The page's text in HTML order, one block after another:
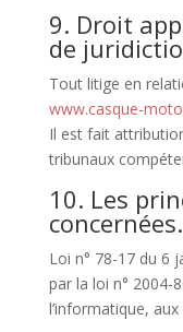
9. Droit
de
Tout litige en
www.casque-
Il est fait
tribunaux
10. Les
concernées.
Loi n° 78-17 du 6
par la loi n° 2004-
l’informatique,